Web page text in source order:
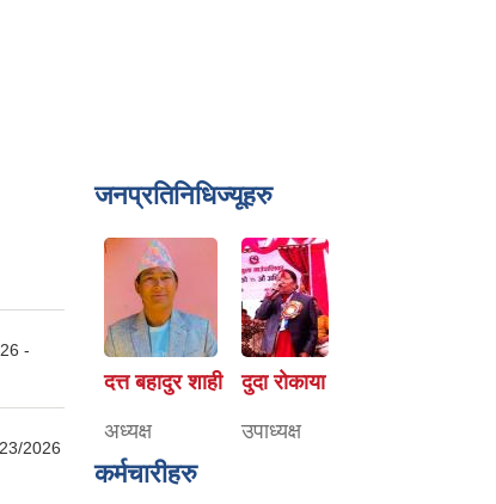
-
2026
जनप्रतिनिधिज्यूहरु
दत्त बहादुर शाही
अध्यक्ष
दुदा राेकाया
उपाध्यक्ष
कर्मचारीहरु